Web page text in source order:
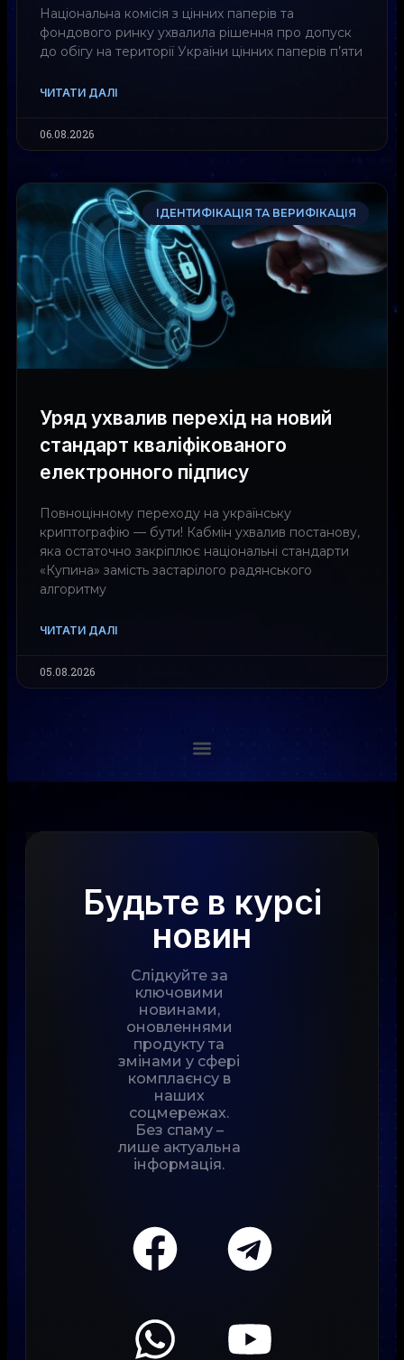
Національна комісія з цінних паперів та
фондового ринку ухвалила рішення про допуск
до обігу на території України цінних паперів п’яти
ЧИТАТИ ДАЛІ
06.08.2026
ІДЕНТИФІКАЦІЯ ТА ВЕРИФІКАЦІЯ
Уряд ухвалив перехід на новий
стандарт кваліфікованого
електронного підпису
Повноцінному переходу на українську
криптографію — бути! Кабмін ухвалив постанову,
яка остаточно закріплює національні стандарти
«Купина» замість застарілого радянського
алгоритму
ЧИТАТИ ДАЛІ
05.08.2026
Будьте в курсі
новин
Слідкуйте за
ключовими
новинами,
оновленнями
продукту та
змінами у сфері
комплаєнсу в
наших
соцмережах.
Без спаму –
лише актуальна
інформація.